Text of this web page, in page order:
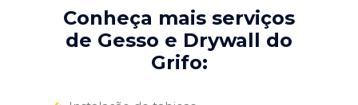
Conheça mais serviços
de Gesso e Drywall do
Grifo: